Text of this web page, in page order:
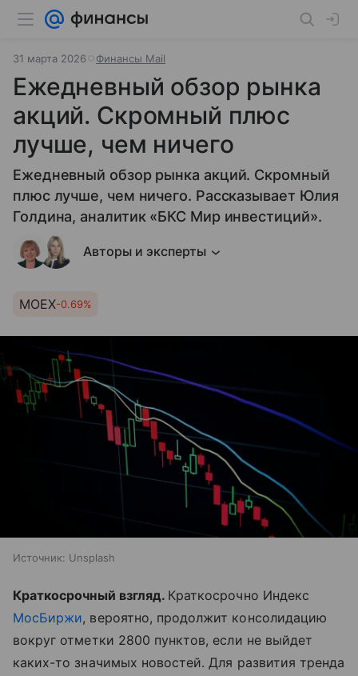
31 марта 2026 Финансы Mail
Ежедневный обзор рынка
акций. Скромный плюс
лучше, чем ничего
Ежедневный обзор рынка акций. Скромный
плюс лучше, чем ничего. Рассказывает Юлия
Голдина, аналитик «БКС Мир инвестиций».
Авторы и эксперты
MOEX-0.69%
Источник: Unsplash
Краткосрочный взгляд. Краткосрочно Индекс
МосБиржи, вероятно, продолжит консолидацию
вокруг отметки 2800 пунктов, если не выйдет
каких-то значимых новостей. Для развития тренда